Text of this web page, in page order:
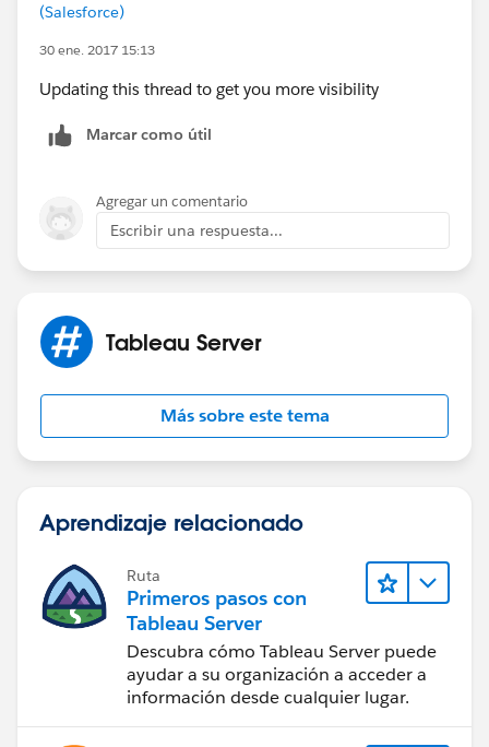
(Salesforce)
30 ene. 2017 15:13
Updating this thread to get you more visibility
Marcar como útil
Agregar un comentario
Escribir una respuesta...
Tableau Server
Más sobre este tema
Aprendizaje relacionado
Ruta
Primeros pasos con
Tableau Server
Descubra cómo Tableau Server puede
ayudar a su organización a acceder a
información desde cualquier lugar.